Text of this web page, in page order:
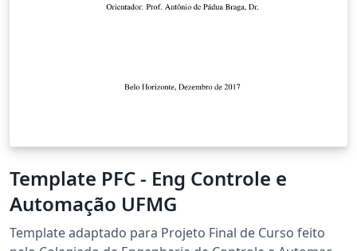
Template PFC - Eng Controle e
Automação UFMG
Template adaptado para Projeto Final de Curso feito